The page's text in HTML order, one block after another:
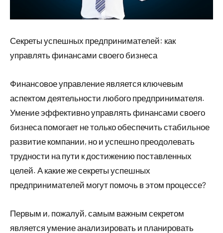
Секреты успешных предпринимателей: как
управлять финансами своего бизнеса
Финансовое управление является ключевым
аспектом деятельности любого предпринимателя.
Умение эффективно управлять финансами своего
бизнеса помогает не только обеспечить стабильное
развитие компании, но и успешно преодолевать
трудности на пути к достижению поставленных
целей. А какие же секреты успешных
предпринимателей могут помочь в этом процессе?
Первым и, пожалуй, самым важным секретом
является умение анализировать и планировать